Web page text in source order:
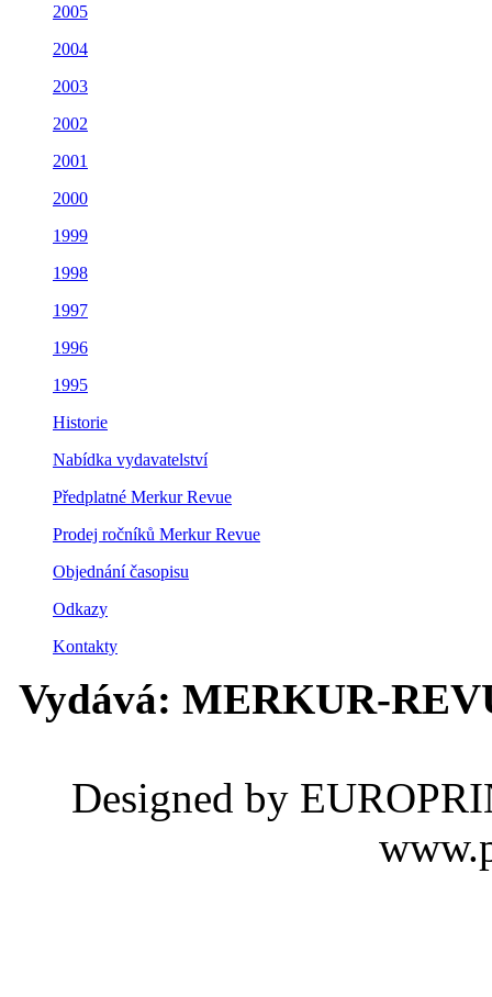
2005
2004
2003
2002
2001
2000
1999
1998
1997
1996
1995
Historie
Nabídka vydavatelství
Předplatné Merkur Revue
Prodej ročníků Merkur Revue
Objednání časopisu
Odkazy
Kontakty
Vydává: MERKUR-
Designed by